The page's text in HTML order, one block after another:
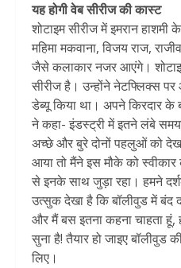
यह होगी वेब सीरीज की कास्ट
शोटाइम सीरीज में इमरान हाशमी
महिमा मकवाना, विजय राज,
जैसे कलाकार नजर आएंगे।
सीरीज है। उन्होंने नेटफ्लिक्स
डेब्यू किया था। अपने किरदार के
ने कहा- इंडस्ट्री में इतने लंबे
अच्छे और बुरे दोनों पहलुओं को
आया तो मैंने इस मौके को
से इनके साथ जुड़ा रहा। हमने
उत्सुक देखा है कि बॉलीवुड में बंद
और मैं बस इतना कहना चाहता
सुना है! तैयार हो जाइए बॉलीवुड
लिए।